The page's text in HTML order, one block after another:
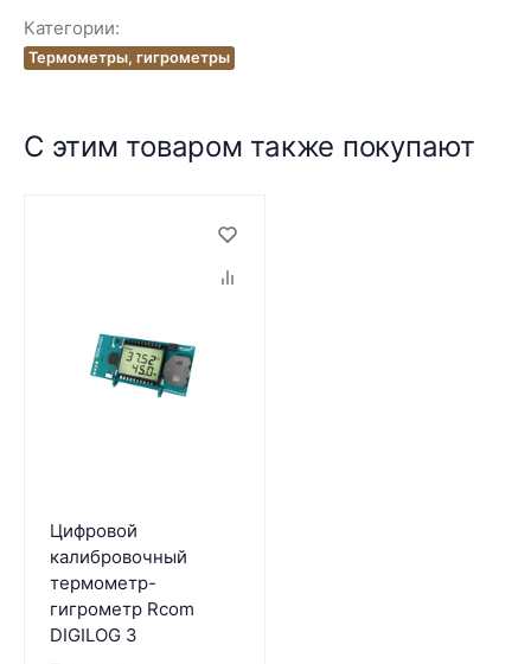
Категории:
Термометры, гигрометры
С этим товаром также покупают
Цифровой
калибровочный
термометр-
гигрометр Rcom
DIGILOG 3